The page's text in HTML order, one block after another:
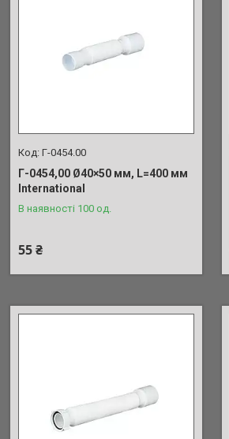
Г-0454.00
Г-0454,00 Ø40×50 мм, L=400 мм
International
В наявності 100 од.
55 ₴